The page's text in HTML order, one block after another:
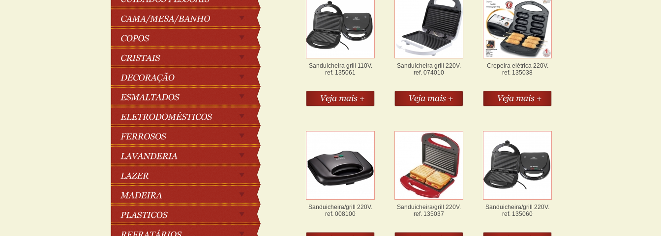
Sanduicheira grill 110V.
ref. 135061
Sanduicheira grill 220V.
ref. 074010
Crepeira elétrica 220V.
ref. 135038
Sanduicheira/grill 220V.
ref. 008100
Sanduicheira/grill 220V.
ref. 135037
Sanduicheira/grill 220V.
ref. 135060